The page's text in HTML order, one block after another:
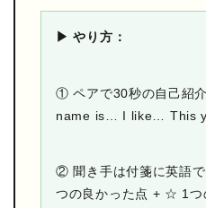
▶ やり方：
① ペアで30秒の自己紹
name is… I like… This
② 聞き手は付箋に英語
つの良かった点 + ☆ 1つ